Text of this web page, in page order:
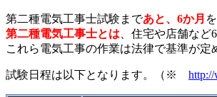
第二種電気工事士試験まであと、6か月
第二種電気工事士とは 、住宅や店舗な
これら電気工事の作業は法律で基準が定
試験日程は以下となります。（※ http://